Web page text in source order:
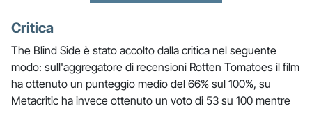
Critica
The Blind Side è stato accolto dalla critica nel seguente
modo: sull'aggregatore di recensioni Rotten Tomatoes il film
ha ottenuto un punteggio medio del 66% sul 100%, su
Metacritic ha invece ottenuto un voto di 53 su 100 mentre